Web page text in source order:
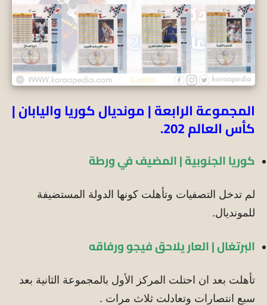
المجموعة الرابعة | مونديال كوريا واليابان |
كأس العالم 202.
كوريا الجنوبية | المضيف في ورطة
لم تدخل التصفيات وتأهلت كونها الدولة المستضيفة
للمونديال.
البرتغال | العار يلاحق فيجو ورفاقه
تأهلت بعد ان احتلت المركز الأول بالمجموعة الثانية بعد
سبع انتصارات وتعادلت ثلاث مرات .